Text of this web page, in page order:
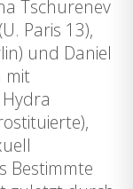
Tschurenev
Paris 13),
und Daniel
mit
Bestimmte